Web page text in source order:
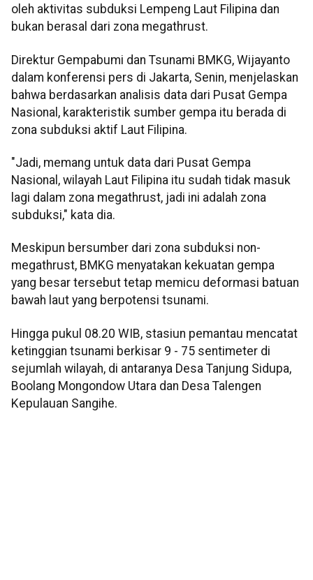
oleh aktivitas subduksi Lempeng Laut Filipina dan
bukan berasal dari zona megathrust.
Direktur Gempabumi dan Tsunami BMKG, Wijayanto
dalam konferensi pers di Jakarta, Senin, menjelaskan
bahwa berdasarkan analisis data dari Pusat Gempa
Nasional, karakteristik sumber gempa itu berada di
zona subduksi aktif Laut Filipina.
"Jadi, memang untuk data dari Pusat Gempa
Nasional, wilayah Laut Filipina itu sudah tidak masuk
lagi dalam zona megathrust, jadi ini adalah zona
subduksi," kata dia.
Meskipun bersumber dari zona subduksi non-
megathrust, BMKG menyatakan kekuatan gempa
yang besar tersebut tetap memicu deformasi batuan
bawah laut yang berpotensi tsunami.
Hingga pukul 08.20 WIB, stasiun pemantau mencatat
ketinggian tsunami berkisar 9 - 75 sentimeter di
sejumlah wilayah, di antaranya Desa Tanjung Sidupa,
Boolang Mongondow Utara dan Desa Talengen
Kepulauan Sangihe.